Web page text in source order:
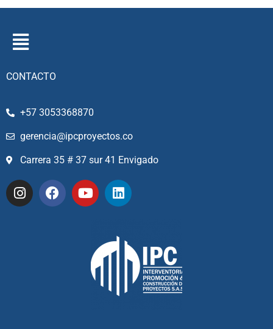
CONTACTO
+57 3053368870
gerencia@ipcproyectos.co
Carrera 35 # 37 sur 41 Envigado